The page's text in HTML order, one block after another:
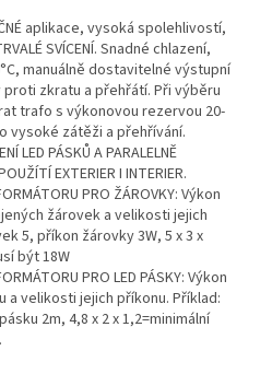
aplikace, vysoká spolehlivostí,
SVÍCENÍ. Snadné chlazení,
manuálně dostavitelné výstupní
zkratu a přehřátí. Při výběru
trafo s výkonovou rezervou 20-
vysoké zátěži a přehřívání.
LED PÁSKŮ A PARALELNĚ
EXTERIER I INTERIER.
PRO ŽÁROVKY: Výkon
žárovek a velikosti jejich
5, příkon žárovky 3W, 5 x 3 x
být 18W
PRO LED PÁSKY: Výkon
velikosti jejich příkonu. Příklad:
2m, 4,8 x 2 x 1,2=minimální